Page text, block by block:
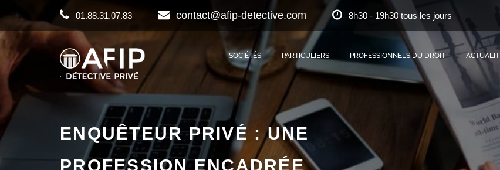
01.88.31.07.83 contact@afip-detective.com 8h30 - 19h30 tous les jours
SOCIÉTÉS PARTICULIERS PROFESSIONNELS DU DROIT
ENQUÊTEUR PRIVÉ : UNE
PROFESSION ENCADRÉE